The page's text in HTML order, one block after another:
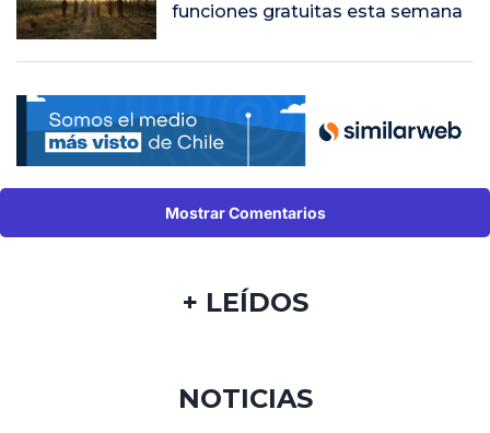
funciones gratuitas esta semana
Mostrar Comentarios
+ LEÍDOS
NOTICIAS